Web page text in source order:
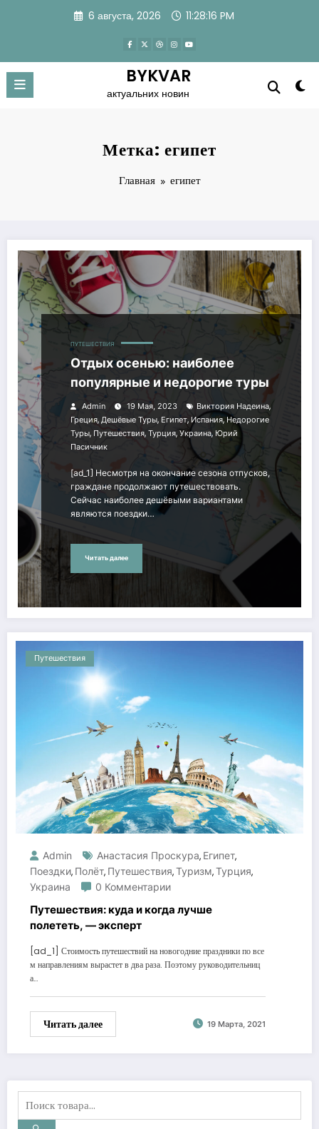
6 августа, 2026 11:28:17 PM
BYKVAR
актуальних новин
Метка: египет
Главная египет
ПУТЕШЕСТВИЯ
Отдых осенью: наиболее
популярные и недорогие туры
Admin 19 Мая, 2023 Виктория Надеина,
Греция, Дешёвые Туры, Египет, Испания,Недорогие
Туры, Путешествия, Турция, Украина, Юрий
Пасичник
[ad_1] Несмотря на окончание сезона отпусков,
граждане продолжают путешествовать.
Сейчас наиболее дешёвыми вариантами
являются поездки…
Читать далее
Путешествия
Admin Анастасия Проскура, Египет,
Поездки, Полёт, Путешествия,Туризм,Турция,
Украина
0 Комментарии
Путешествия: куда и когда лучше
полететь, — эксперт
[ad_1] Стоимость путешествий на новогодние праздники по все
м направлениям вырастет в два раза. Поэтому руководительниц
а…
Читать далее 19 Марта, 2021